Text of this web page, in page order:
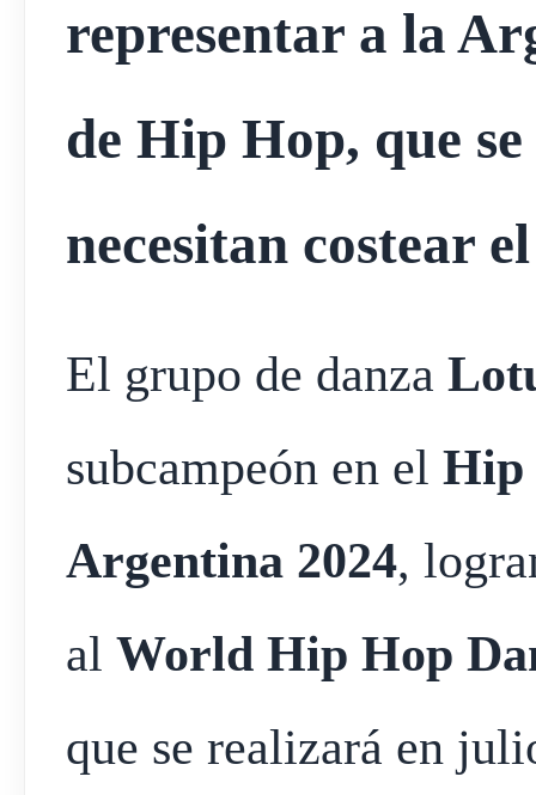
representar a la
de Hip Hop, que
necesitan costear
El grupo de danza
subcampeón en el Hip
Argentina 2024,
al World Hip Hop
que se realizará en